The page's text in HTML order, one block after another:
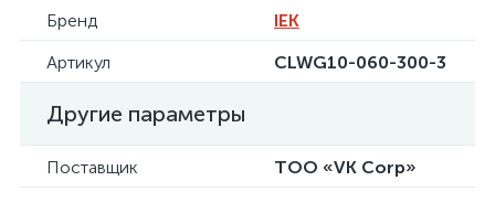
Бренд
IEK
Артикул
CLWG10-060-300-3
Другие параметры
Поставщик
ТОО «VK Corp»